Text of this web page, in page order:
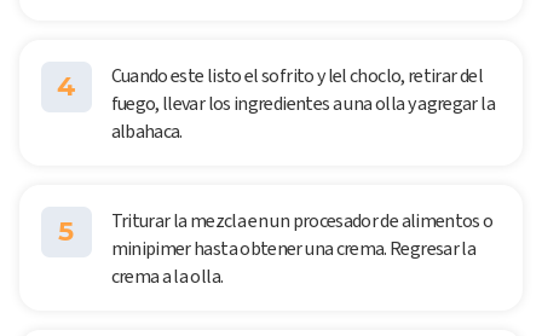
4
Cuando este listo el sofrito y lel choclo, retirar del
fuego, llevar los ingredientes a una olla y agregar la
albahaca.
5
Triturar la mezcla en un procesador de alimentos o
minipimer hasta obtener una crema. Regresar la
crema a la olla.